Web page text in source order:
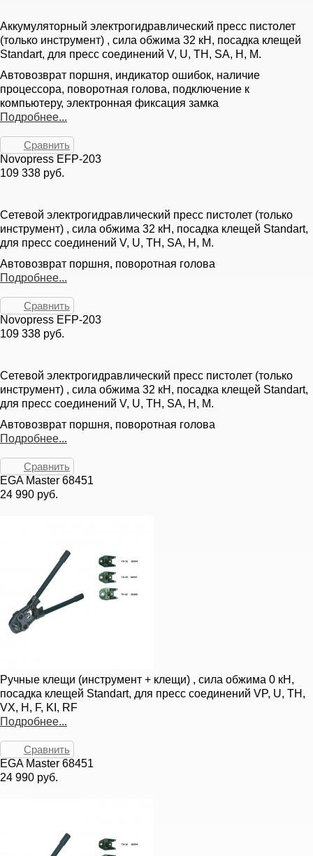
Аккумуляторный электрогидравлический пресс пистолет
(только инструмент) , сила обжима 32 кН, посадка клещей
Standart, для пресс соединений V, U, TH, SA, H, M.
Автовозврат поршня, индикатор ошибок, наличие
процессора, поворотная голова, подключение к
компьютеру, электронная фиксация замка
Подробнее...
Сравнить
Novopress EFP-203
109 338 руб.
Сетевой электрогидравлический пресс пистолет (только
инструмент) , сила обжима 32 кН, посадка клещей Standart,
для пресс соединений V, U, TH, SA, H, M.
Автовозврат поршня, поворотная голова
Подробнее...
Сравнить
Novopress EFP-203
109 338 руб.
Сетевой электрогидравлический пресс пистолет (только
инструмент) , сила обжима 32 кН, посадка клещей Standart,
для пресс соединений V, U, TH, SA, H, M.
Автовозврат поршня, поворотная голова
Подробнее...
Сравнить
EGA Master 68451
24 990 руб.
Ручные клещи (инструмент + клещи) , сила обжима 0 кН,
посадка клещей Standart, для пресс соединений VP, U, TH,
VX, H, F, KI, RF
Подробнее...
Сравнить
EGA Master 68451
24 990 руб.